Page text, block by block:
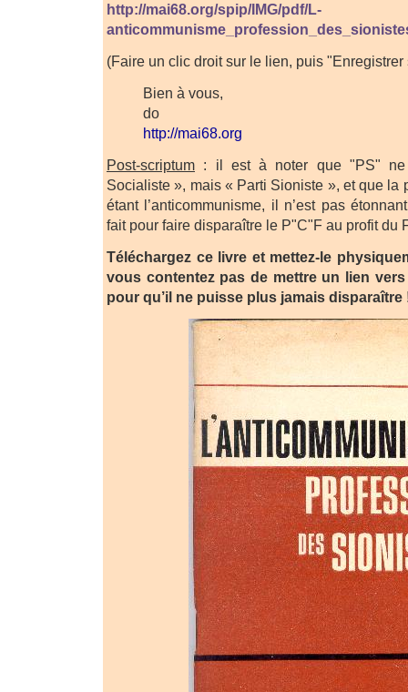
http://mai68.org/spip/IMG/pdf/L-
(Faire un clic droit sur le lien, puis "Enregistrer
Bien à vous,
do
http://mai68.org
Post-scriptum : il est à noter que "PS" ne
Socialiste », mais « Parti Sioniste », et que la
étant l’anticommunisme, il n’est pas
fait pour faire disparaître le P"C"F au profit du
Téléchargez ce livre et mettez-le
vous contentez pas de mettre un lien
pour qu’il ne puisse plus jamais disparaître